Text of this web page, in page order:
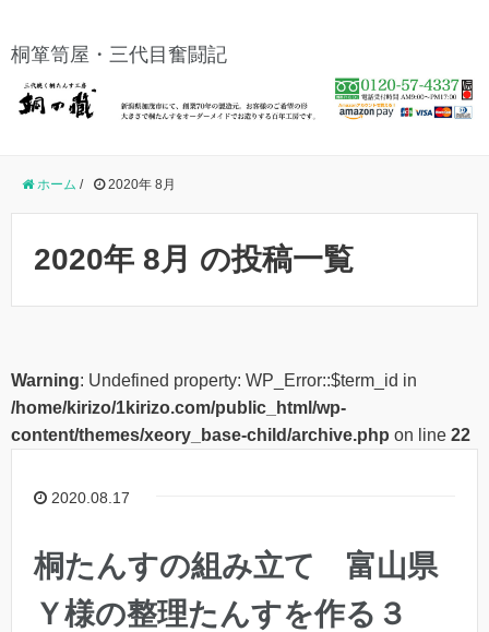
桐箪笥屋・三代目奮闘記
ホーム / 2020年 8月
2020年 8月 の投稿一覧
Warning: Undefined property: WP_Error::$term_id in
/home/kirizo/1kirizo.com/public_html/wp-
content/themes/xeory_base-child/archive.php on line 22
2020.08.17
桐たんすの組み立て 富山県
Ｙ様の整理たんすを作る３